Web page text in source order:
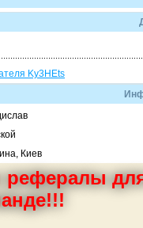
Ky3HEts
Киев
для